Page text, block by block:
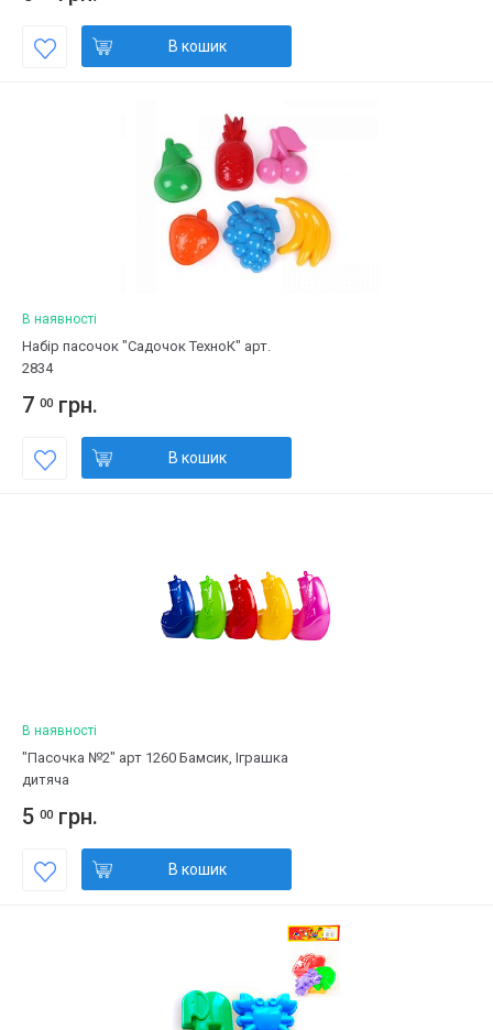
В кошик
В наявності
Набір пасочок "Садочок ТехноК" арт.
2834
7 00 грн.
В кошик
В наявності
"Пасочка №2" арт 1260 Бамсик, Іграшка
дитяча
5 00 грн.
В кошик